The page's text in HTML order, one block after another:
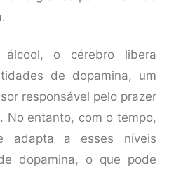
álcool, o cérebro libera
de dopamina, um
responsável pelo prazer
No entanto, com o tempo,
adapta a esses níveis
dopamina, o que pode